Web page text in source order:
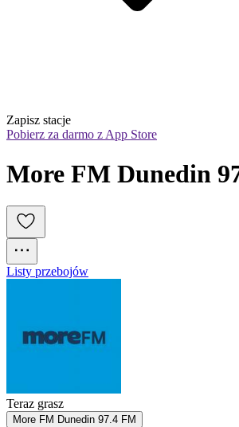
Zapisz stacje
Pobierz za darmo z App Store
More FM Dunedin
Listy przebojów
Teraz grasz
More FM Dunedin 97.4 FM